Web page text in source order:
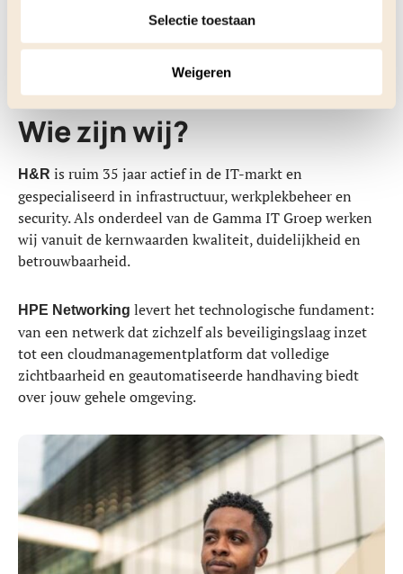
Selectie toestaan
Weigeren
Wie zijn wij?
H&R is ruim 35 jaar actief in de IT-markt en
gespecialiseerd in infrastructuur, werkplekbeheer en
security. Als onderdeel van de Gamma IT Groep werken
wij vanuit de kernwaarden kwaliteit, duidelijkheid en
betrouwbaarheid.
HPE Networking levert het technologische fundament:
van een netwerk dat zichzelf als beveiligingslaag inzet
tot een cloudmanagementplatform dat volledige
zichtbaarheid en geautomatiseerde handhaving biedt
over jouw gehele omgeving.